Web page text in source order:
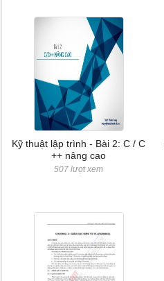
Kỹ thuật lập trình - Bài 2: C / C
++ nâng cao
507 lượt xem